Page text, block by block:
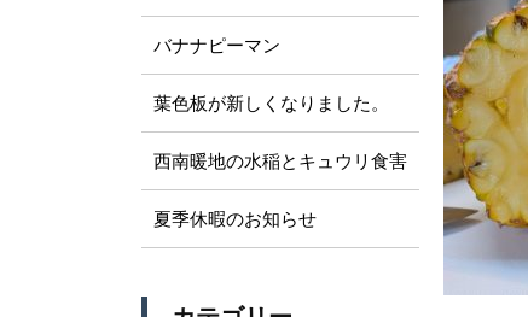
バナナピーマン
葉色板が新しくなりました。
西南暖地の水稲とキュウリ食害
夏季休暇のお知らせ